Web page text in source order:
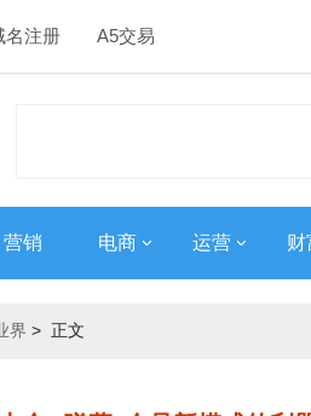
名注册 A5交易
营销 电商 运营 财
界 > 正文